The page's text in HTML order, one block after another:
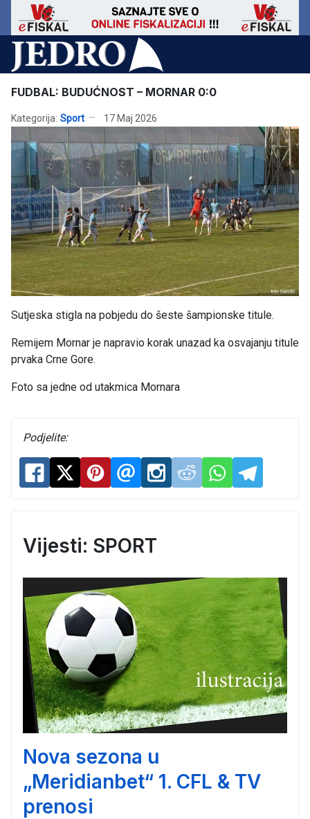
FUDBAL: BUDUĆNOST – MORNAR 0:0
Kategorija: Sport 17 Maj 2026
Sutjeska stigla na pobjedu do šeste šampionske titule.
Remijem Mornar je napravio korak unazad ka osvajanju titule
prvaka Crne Gore.
Foto sa jedne od utakmica Mornara
Podjelite:
Vijesti: SPORT
Nova sezona u
„Meridianbet“ 1. CFL & TV
prenosi